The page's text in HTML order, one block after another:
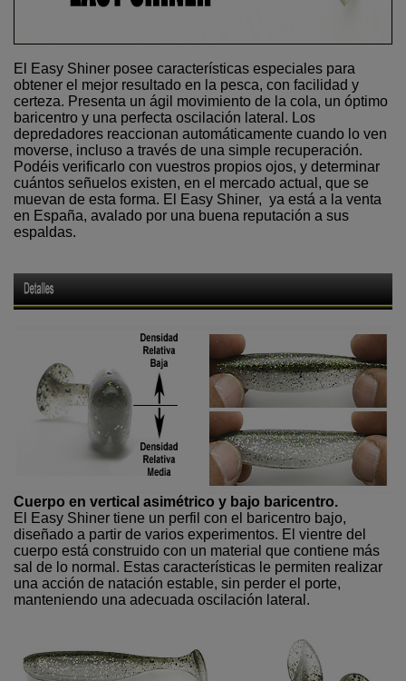
El Easy Shiner posee características especiales para
obtener el mejor resultado en la pesca, con facilidad y
certeza. Presenta un ágil movimiento de la cola, un óptimo
baricentro y una perfecta oscilación lateral. Los
depredadores reaccionan automáticamente cuando lo ven
moverse, incluso a través de una simple recuperación.
Podéis verificarlo con vuestros propios ojos, y determinar
cuántos señuelos existen, en el mercado actual, que se
muevan de esta forma. El Easy Shiner, ya está a la venta
en España, avalado por una buena reputación a sus
espaldas.
Cuerpo en vertical asimétrico y bajo baricentro.
El Easy Shiner tiene un perfil con el baricentro bajo,
diseñado a partir de varios experimentos. El vientre del
cuerpo está construido con un material que contiene más
sal de lo normal. Estas características le permiten realizar
una acción de natación estable, sin perder el porte,
manteniendo una adecuada oscilación lateral.